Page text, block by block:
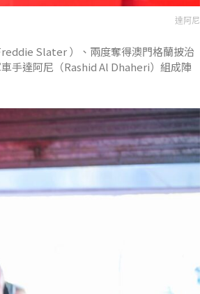
達阿尼
Slater ）、兩度奪得澳門格蘭披治
手達阿尼（Rashid Al Dhaheri）組成陣